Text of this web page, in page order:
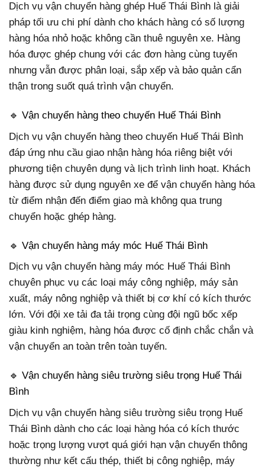
Dịch vụ vận chuyển hàng ghép Huế Thái Bình là giải
pháp tối ưu chi phí dành cho khách hàng có số lượng
hàng hóa nhỏ hoặc không cần thuê nguyên xe. Hàng
hóa được ghép chung với các đơn hàng cùng tuyến
nhưng vẫn được phân loại, sắp xếp và bảo quản cẩn
thận trong suốt quá trình vận chuyển.
🔹 Vận chuyển hàng theo chuyến Huế Thái Bình
Dịch vụ vận chuyển hàng theo chuyến Huế Thái Bình
đáp ứng nhu cầu giao nhận hàng hóa riêng biệt với
phương tiện chuyên dụng và lịch trình linh hoạt. Khách
hàng được sử dụng nguyên xe để vận chuyển hàng hóa
từ điểm nhận đến điểm giao mà không qua trung
chuyển hoặc ghép hàng.
🔹 Vận chuyển hàng máy móc Huế Thái Bình
Dịch vụ vận chuyển hàng máy móc Huế Thái Bình
chuyên phục vụ các loại máy công nghiệp, máy sản
xuất, máy nông nghiệp và thiết bị cơ khí có kích thước
lớn. Với đội xe tải đa tải trọng cùng đội ngũ bốc xếp
giàu kinh nghiệm, hàng hóa được cố định chắc chắn và
vận chuyển an toàn trên toàn tuyến.
🔹 Vận chuyển hàng siêu trường siêu trọng Huế Thái
Bình
Dịch vụ vận chuyển hàng siêu trường siêu trọng Huế
Thái Bình dành cho các loại hàng hóa có kích thước
hoặc trọng lượng vượt quá giới hạn vận chuyển thông
thường như kết cấu thép, thiết bị công nghiệp, máy